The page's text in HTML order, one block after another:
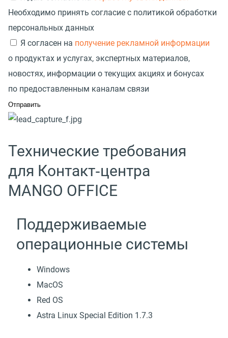
Необходимо принять согласие с политикой обработки
персональных данных
Я согласен на получение рекламной информации
о продуктах и услугах, экспертных материалов,
новостях, информации о текущих акциях и бонусах
по предоставленным каналам связи
Технические требования
для Контакт‑центра
MANGO OFFICE
Поддерживаемые
операционные системы
Windows
MacOS
Red OS
Astra Linux Special Edition 1.7.3